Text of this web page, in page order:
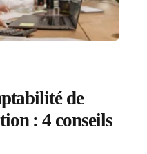
de
: 4 conseils